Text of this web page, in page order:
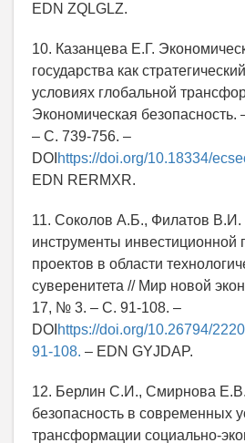
EDN ZQLGLZ.
10. Казанцева Е.Г.
государства как
условиях глобальной
Экономическая
– С. 739-756. –
DOI https://doi.org/10.18334/
EDN RERMXR.
11. Соколов А.Б., Филатов
инструменты инвестиционной
проектов в области
суверенитета // Мир новой
17, № 3. – С. 91-108. –
DOI https://doi.org/10.26794/
91-108. – EDN GYJDAP.
12. Берлин С.И., Смирнова
безопасность в современных
трансформации социально-